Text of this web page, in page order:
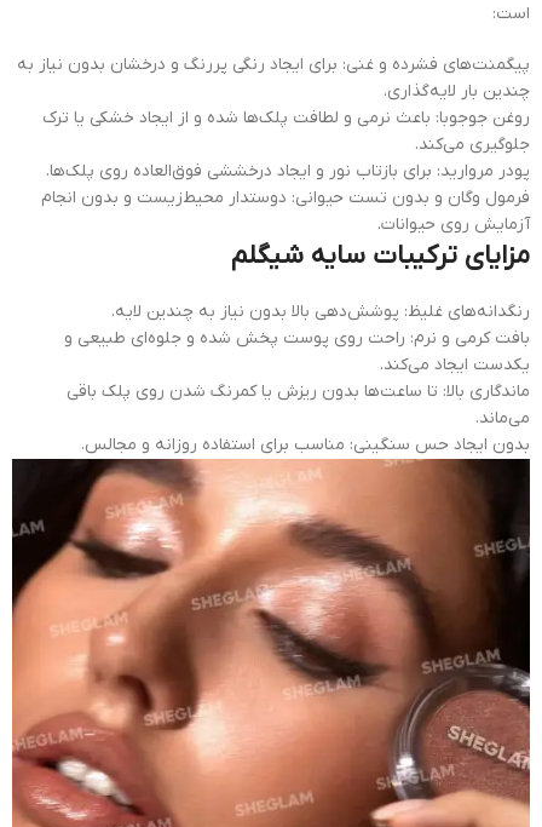
است:
پیگمنت‌های فشرده و غنی: برای ایجاد رنگی پررنگ و درخشان بدون نیاز به
چندین بار لایه‌گذاری.
روغن جوجوبا: باعث نرمی و لطافت پلک‌ها شده و از ایجاد خشکی یا ترک
جلوگیری می‌کند.
پودر مروارید: برای بازتاب نور و ایجاد درخششی فوق‌العاده روی پلک‌ها.
فرمول وگان و بدون تست حیوانی: دوستدار محیط‌زیست و بدون انجام
آزمایش روی حیوانات.
مزایای ترکیبات سایه شیگلم
رنگدانه‌های غلیظ: پوشش‌دهی بالا بدون نیاز به چندین لایه.
بافت کرمی و نرم: راحت روی پوست پخش شده و جلوه‌ای طبیعی و
یکدست ایجاد می‌کند.
ماندگاری بالا: تا ساعت‌ها بدون ریزش یا کمرنگ شدن روی پلک باقی
می‌ماند.
بدون ایجاد حس سنگینی: مناسب برای استفاده روزانه و مجالس.